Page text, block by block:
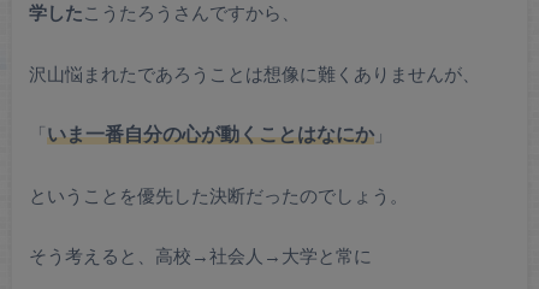
学したこうたろうさんですから、
沢山悩まれたであろうことは想像に難くありませんが、
「いま一番自分の心が動くことはなにか」
ということを優先した決断だったのでしょう。
そう考えると、高校→社会人→大学と常に